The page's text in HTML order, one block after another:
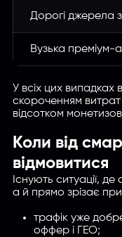
Дорогі джерела
Вузька преміум-
У всіх цих випадках
скороченням
відсотком
Коли від
відмовитися
Існують ситуації,
а й прямо зрізає
трафік уже
оффер і ГЕО;